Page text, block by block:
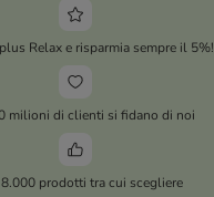
Relax e risparmia sempre il 5%!
milioni di clienti si fidano di noi
prodotti tra cui scegliere